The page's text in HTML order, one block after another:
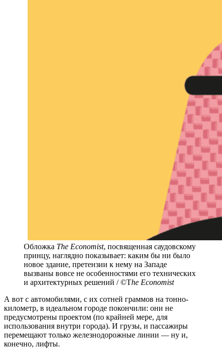
Обложка The Economist, посвященная саудовскому
принцу, наглядно показывает: каким бы ни было
новое здание, претензии к нему на Западе
вызваны вовсе не особенностями его технических
и архитектурных решений / ©The Economist
А вот с автомобилями, с их сотней граммов на тонно-
километр, в идеальном городе покончили: они не
предусмотрены проектом (по крайней мере, для
использования внутри города). И грузы, и пассажиры
перемещают только железнодорожные линии — ну и,
конечно, лифты.